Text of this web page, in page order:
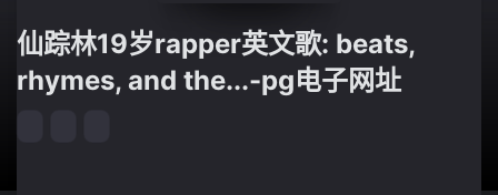
仙踪林19岁rapper英文歌: beats,
rhymes, and the...-pg电子网址